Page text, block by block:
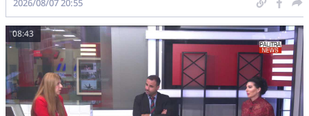
2026/08/07 20:55
08:43